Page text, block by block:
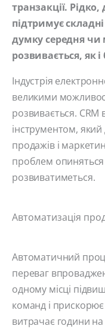
транзакції.
підтримує
думку середня чи
розвивається, як
Індустрія
великими
розвивається. CRM
інструментом,
продажів і
проблем
розвиватиметься.
Автоматизація
Автоматичний
переваг
одному місці
команд і
витрачає години на